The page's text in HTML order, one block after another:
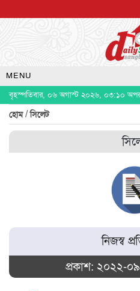
MENU
বৃহস্পতিবার, ০৬ অগাস্ট ২০২৬, ০৩:১০
হোম/সিলেট
নিজস্ব
প্রকাশ: ২০২২-